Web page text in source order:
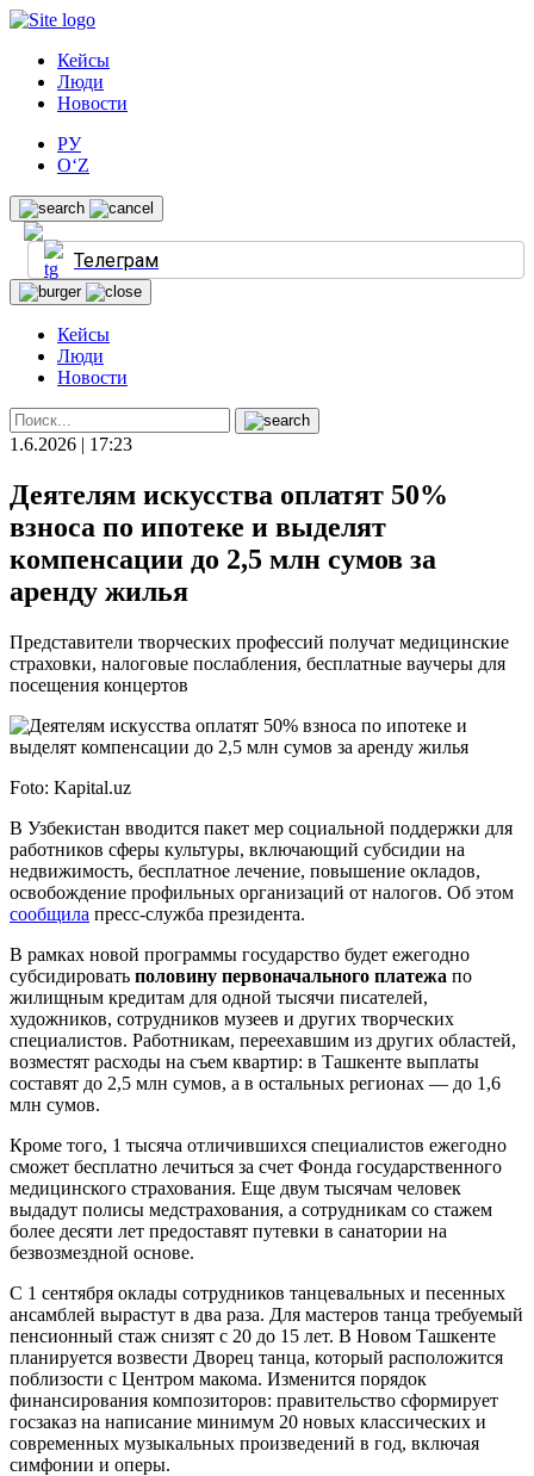
Кейсы
Люди
Новости
РУ
O‘Z
Телеграм
Кейсы
Люди
Новости
1.6.2026 | 17:23
Деятелям искусства оплатят 50%
взноса по ипотеке и выделят
компенсации до 2,5 млн сумов за
аренду жилья
Представители творческих профессий получат медицинские
страховки, налоговые послабления, бесплатные ваучеры для
посещения концертов
Foto: Kapital.uz
В Узбекистан вводится пакет мер социальной поддержки для
работников сферы культуры, включающий субсидии на
недвижимость, бесплатное лечение, повышение окладов,
освобождение профильных организаций от налогов. Об этом
сообщила пресс-служба президента.
В рамках новой программы государство будет ежегодно
субсидировать половину первоначального платежа по
жилищным кредитам для одной тысячи писателей,
художников, сотрудников музеев и других творческих
специалистов. Работникам, переехавшим из других областей,
возместят расходы на съем квартир: в Ташкенте выплаты
составят до 2,5 млн сумов, а в остальных регионах — до 1,6
млн сумов.
Кроме того, 1 тысяча отличившихся специалистов ежегодно
сможет бесплатно лечиться за счет Фонда государственного
медицинского страхования. Еще двум тысячам человек
выдадут полисы медстрахования, а сотрудникам со стажем
более десяти лет предоставят путевки в санатории на
безвозмездной основе.
С 1 сентября оклады сотрудников танцевальных и песенных
ансамблей вырастут в два раза. Для мастеров танца требуемый
пенсионный стаж снизят с 20 до 15 лет. В Новом Ташкенте
планируется возвести Дворец танца, который расположится
поблизости с Центром макома. Изменится порядок
финансирования композиторов: правительство сформирует
госзаказ на написание минимум 20 новых классических и
современных музыкальных произведений в год, включая
симфонии и оперы.